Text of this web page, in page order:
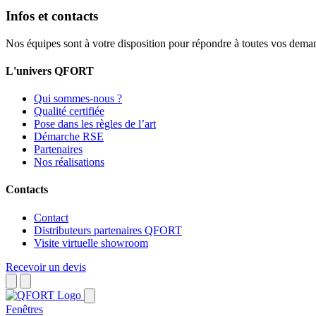
Infos et contacts
Nos équipes sont à votre disposition pour répondre à toutes vos
L'univers QFORT
Qui sommes-nous ?
Qualité certifiée
Pose dans les règles de l’art
Démarche RSE
Partenaires
Nos réalisations
Contacts
Contact
Distributeurs partenaires QFORT
Visite virtuelle showroom
Recevoir un devis
Fenêtres